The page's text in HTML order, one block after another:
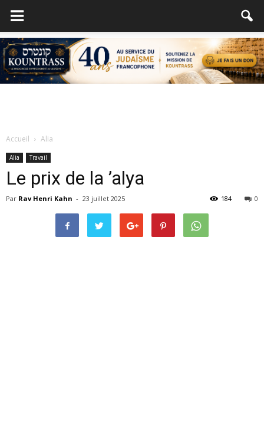
Accueil Alia
Alia Travail
Le prix de la ’alya
Par Rav Henri Kahn - 23 juillet 2025 0
184